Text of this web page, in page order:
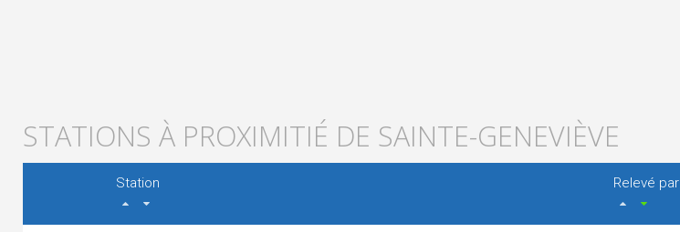
STATIONS À PROXIMITIÉ DE SAINTE-GENEVIÈVE
Station
Relevé par